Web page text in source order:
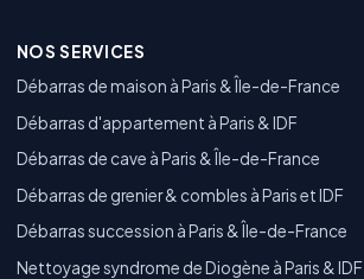
NOS SERVICES
Débarras de maison à Paris & Île-de-France
Débarras d'appartement à Paris & IDF
Débarras de cave à Paris & Île-de-France
Débarras de grenier & combles à Paris et IDF
Débarras succession à Paris & Île-de-France
Nettoyage syndrome de Diogène à Paris & IDF